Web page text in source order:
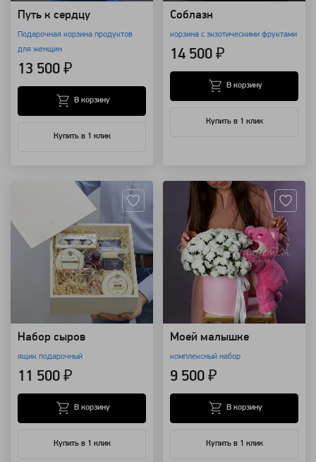
Путь к сердцу
Подарочная корзина продуктов
для женщин
13 500 ₽
Купить в 1 клик
В корзину
Соблазн
корзина с экзотическими фруктами
14 500 ₽
Купить в 1 клик
В корзину
Набор сыров
ящик подарочный
11 500 ₽
Купить в 1 клик
В корзину
Моей малышке
комплексный набор
9 500 ₽
Купить в 1 клик
В корзину